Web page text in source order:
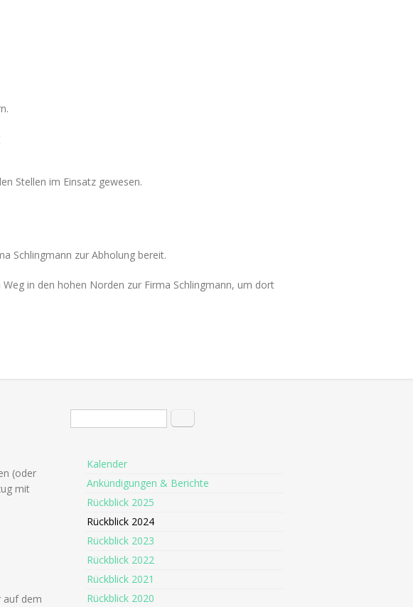
Stellen im Einsatz gewesen.
Schlingmann zur Abholung bereit.
in den hohen Norden zur Firma Schlingmann, um dort
(oder
mit
auf dem
Suchformular Suche
Kalender
Ankündigungen & Berichte
Rückblick 2025
Rückblick 2024
Rückblick 2023
Rückblick 2022
Rückblick 2021
Rückblick 2020